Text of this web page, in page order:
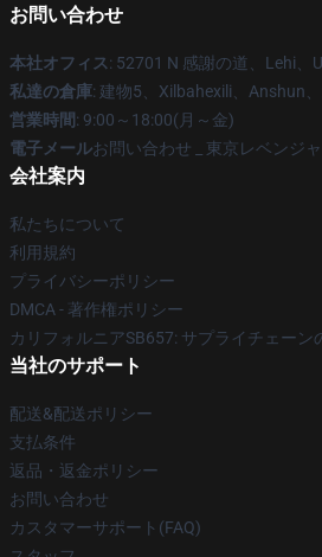
お問い合わせ
本社オフィス: 52701 N 感謝の道、Lehi、
私達の倉庫: 建物5、Xilbahexili、Anshun
営業時間: 9:00～18:00(月～金)
電子メールお問い合わせ _ 東京レベンジ
会社案内
私たちについて
利用規約
プライバシーポリシー
DMCA - 著作権ポリシー
カリフォルニアSB657: サプライチェーン
当社のサポート
配送&配送ポリシー
支払条件
返品・返金ポリシー
お問い合わせ
カスタマーサポート(FAQ)